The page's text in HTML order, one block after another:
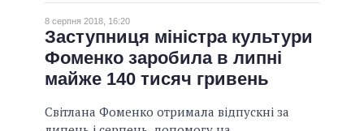
8 серпня 2018, 16:20
Заступниця міністра культури
Фоменко заробила в липні
майже 140 тисяч гривень
Світлана Фоменко отримала відпускні за